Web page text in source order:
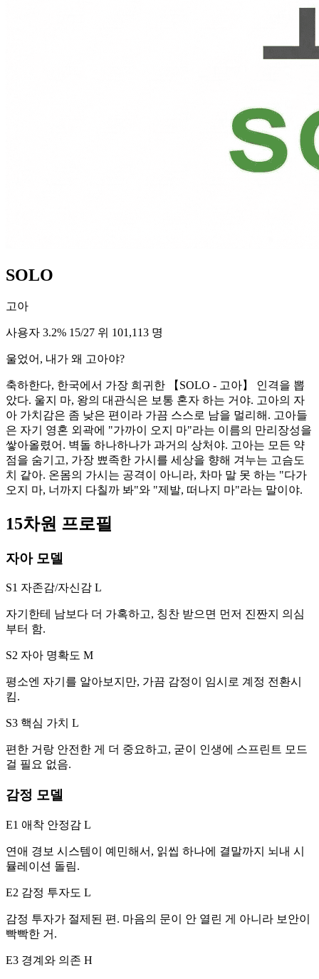
SOLO
고아
사용자 3.2% 15/27 위 101,113 명
울었어, 내가 왜 고아야?
축하한다, 한국에서 가장 희귀한 【SOLO - 고아】 인격을 뽑
았다. 울지 마, 왕의 대관식은 보통 혼자 하는 거야. 고아의 자
아 가치감은 좀 낮은 편이라 가끔 스스로 남을 멀리해. 고아들
은 자기 영혼 외곽에 "가까이 오지 마"라는 이름의 만리장성을
쌓아올렸어. 벽돌 하나하나가 과거의 상처야. 고아는 모든 약
점을 숨기고, 가장 뾰족한 가시를 세상을 향해 겨누는 고슴도
치 같아. 온몸의 가시는 공격이 아니라, 차마 말 못 하는 "다가
오지 마, 너까지 다칠까 봐"와 "제발, 떠나지 마"라는 말이야.
15차원 프로필
자아 모델
S1 자존감/자신감 L
자기한테 남보다 더 가혹하고, 칭찬 받으면 먼저 진짠지 의심
부터 함.
S2 자아 명확도 M
평소엔 자기를 알아보지만, 가끔 감정이 임시로 계정 전환시
킴.
S3 핵심 가치 L
편한 거랑 안전한 게 더 중요하고, 굳이 인생에 스프린트 모드
걸 필요 없음.
감정 모델
E1 애착 안정감 L
연애 경보 시스템이 예민해서, 읽씹 하나에 결말까지 뇌내 시
뮬레이션 돌림.
E2 감정 투자도 L
감정 투자가 절제된 편. 마음의 문이 안 열린 게 아니라 보안이
빡빡한 거.
E3 경계와 의존 H